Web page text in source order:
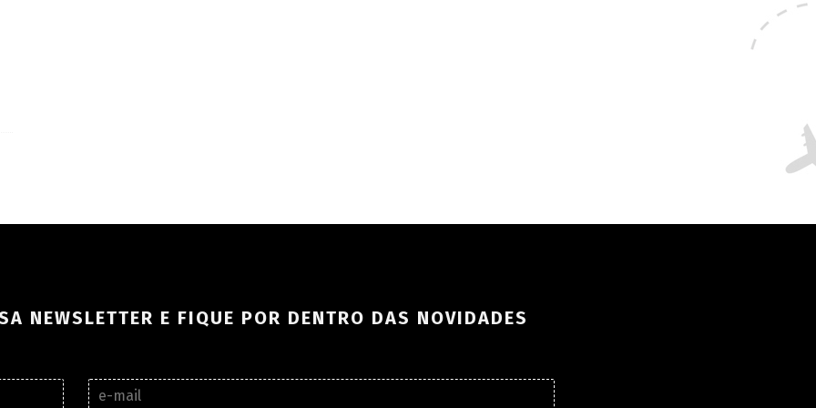
NEWSLETTER E FIQUE POR DENTRO DAS NOVIDADES
E